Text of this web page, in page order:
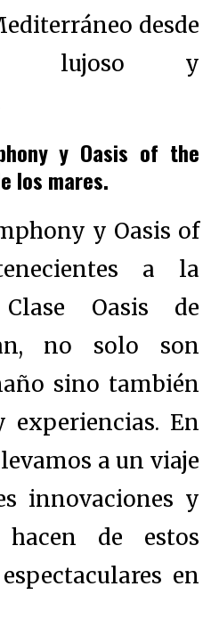
desde
lujoso y
y Oasis of the
los mares.
y Oasis of
a la
Oasis de
no solo son
sino también
experiencias. En
a un viaje
innovaciones y
de estos
en